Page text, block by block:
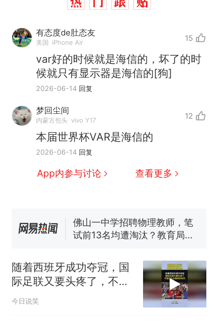
有态度de肚态友
美国 iPhone Air 15
var好的时候就是海信的，坏了的时
候就只有显示器是海信的[狗]
2026-06-14 回复
梦回尘间
内蒙古包头 vivo Y17 12
本届世界杯VAR是海信的
2026-06-14 回复
App内参与讨论 查看更多
热 那个在床头放菜刀的女孩，
因老师一句“跟我回家”改写了
人生
新 费大厨“全国小炒肉大王”称
号，仅凭视频评出？中国烹饪
协会回应
美国渔民钓获鲨鱼徒手将其拽
佛山一中学招聘物理教师，笔
试前13名均遭淘汰？教育局：
核查
力已达15级 最新研判
热 那个在床头放菜刀的女孩，
因老师一句“跟我回家”改写了
随着西班牙成功夺冠，国
际足联又要头疼了，不是
因为主裁判的吹罚！
今日说笑